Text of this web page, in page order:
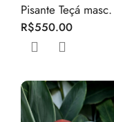
Pisante Teçá masc.
R$550.00